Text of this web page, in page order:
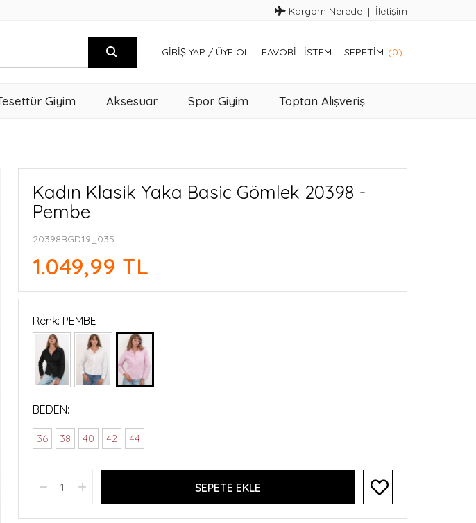
Kargom Nerede İletişim
GIRIŞ YAP / ÜYE OL FAVORI LISTEM SEPETIM (0)
Giyim Aksesuar Spor Giyim Toptan Alışveriş
Kadın Klasik Yaka Basic Gömlek 20398 -
Pembe
20398BGD19_035
1.049,99 TL
Renk: PEMBE
BEDEN:
36 38 40 42 44
SEPETE EKLE